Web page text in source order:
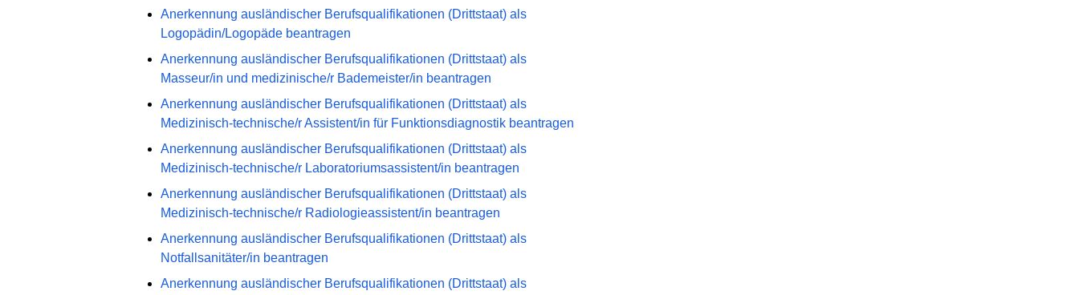
Anerkennung ausländischer Berufsqualifikationen (Drittstaat) als
Logopädin/Logopäde beantragen
Anerkennung ausländischer Berufsqualifikationen (Drittstaat) als
Masseur/in und medizinische/r Bademeister/in beantragen
Anerkennung ausländischer Berufsqualifikationen (Drittstaat) als
Medizinisch-technische/r Assistent/in für Funktionsdiagnostik beantragen
Anerkennung ausländischer Berufsqualifikationen (Drittstaat) als
Medizinisch-technische/r Laboratoriumsassistent/in beantragen
Anerkennung ausländischer Berufsqualifikationen (Drittstaat) als
Medizinisch-technische/r Radiologieassistent/in beantragen
Anerkennung ausländischer Berufsqualifikationen (Drittstaat) als
Notfallsanitäter/in beantragen
Anerkennung ausländischer Berufsqualifikationen (Drittstaat) als